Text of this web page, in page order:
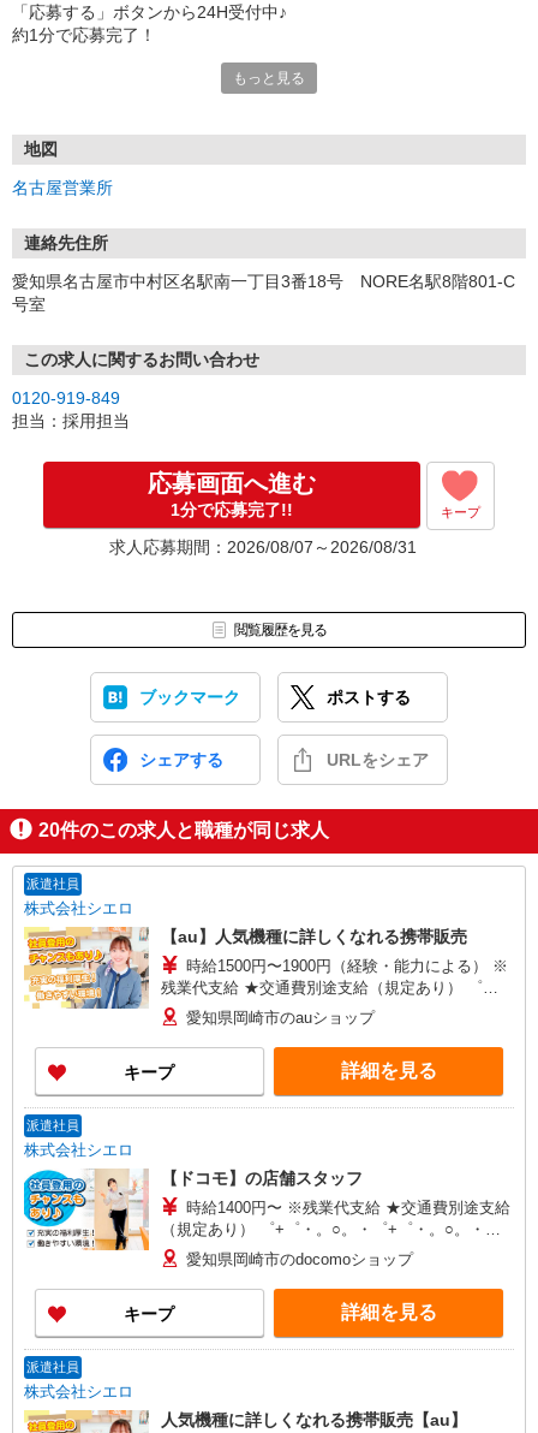
「応募する」ボタンから24H受付中♪
約1分で応募完了！
①応募から3営業日を目安に、メールorお電話でご連絡します。
★スマホでWEB面接（LINEなど）・出張面接・事務所面接と選べま
す
③面接実施（履歴書不要）
④勤務開始（スタート日は応相談）
お気軽にご応募ください♪
もっと見る
地図
名古屋営業所
連絡先住所
愛知県名古屋市中村区名駅南一丁目3番18号 NORE名駅8階801-C
号室
この求人に関するお問い合わせ
0120-919-849
担当：採用担当
応募画面へ進む
1分で応募完了!! キープ
求人応募期間：2026/08/07～2026/08/31
閲覧履歴を見る
ブックマーク ポストする
シェアする URLをシェア
20件のこの求人と職種が同じ求人
派遣社員
株式会社シエロ
【au】人気機種に詳しくなれる携帯販売
時給1500円〜1900円（経験・能力による） ※
残業代支給 ★交通費別途支給（規定あり） ゜
+゜・。○。・゜+゜・。○。・゜+゜ 入社祝い金10
万円支給(規定有) お友達を紹介頂くと, インセンテ
ィブ支給(規定有) ★月2回払い・週払い可能（規程
有）★ ゜・。○。・゜+゜・。○。・゜+゜
愛知県岡崎市のauショップ
キープ 詳細を見る
派遣社員
株式会社シエロ
【ドコモ】の店舗スタッフ
時給1400円〜 ※残業代支給 ★交通費別途支給
（規定あり） ゜+゜・。○。・゜+゜・。○。・゜
+゜ 入社祝い金10万円支給(規定有) お友達を紹介
頂くと, インセンティブ支給(規定有) ★月2回払
い・週払い可能（規程有）★ ゜・。○。・゜
+゜・。○。・゜+゜
愛知県岡崎市のdocomoショップ
キープ 詳細を見る
派遣社員
株式会社シエロ
人気機種に詳しくなれる携帯販売【au】